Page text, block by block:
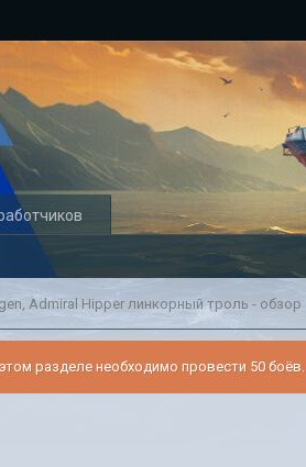
Admiral Hipper линкорный троль - обзор
разделе необходимо провести 50 боёв.